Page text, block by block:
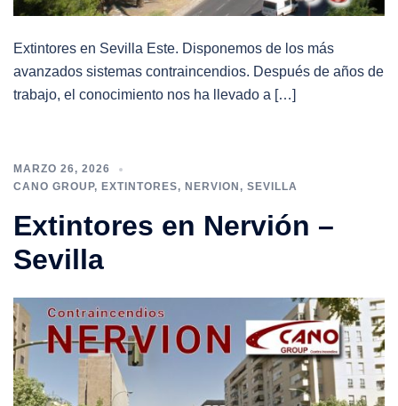
Extintores en Sevilla Este. Disponemos de los más
avanzados sistemas contraincendios. Después de años de
trabajo, el conocimiento nos ha llevado a […]
MARZO 26, 2026
CANO GROUP, EXTINTORES, NERVION , SEVILLA
Extintores en Nervión –
Sevilla